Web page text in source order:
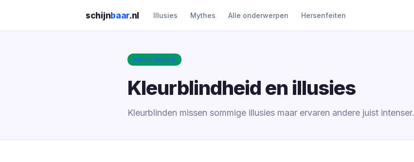
schijnbaar.nl Illusies Mythes Alle onderwerpen Hersenfeiten
Kleurblindheid
Kleurblindheid en illusies
Kleurblinden missen sommige illusies maar ervaren andere juist intenser.